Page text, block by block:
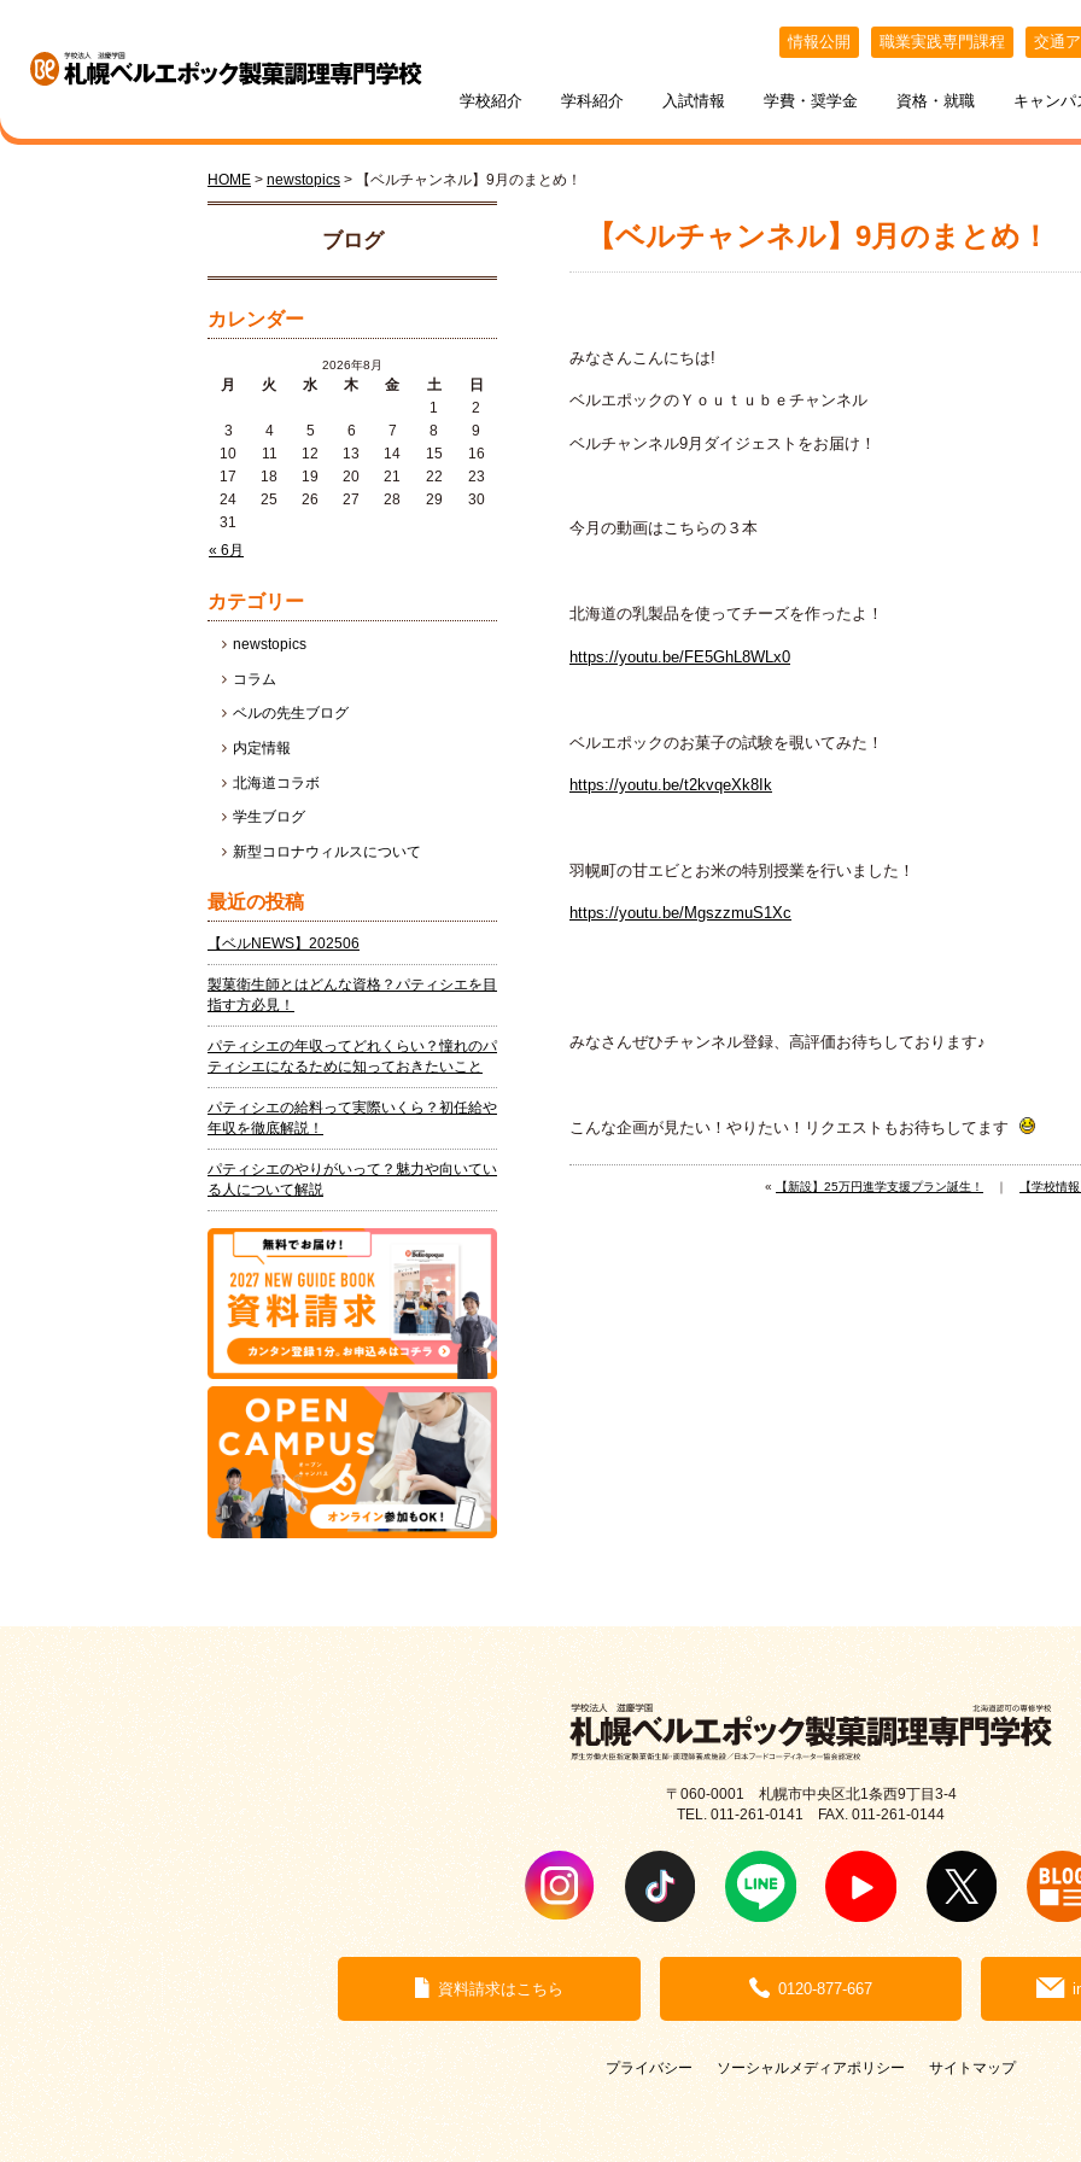
情報公開 職業実践専門課程 交通
学校紹介
学校紹介
先輩が教える札幌ベルの魅力
学科紹介
学科・専攻紹介
パティシエ科 調理師科
入試情報
入試情報
総合型選抜（AO入試） 特待生制度
学費・奨学金
学費・奨学金
学費サポート
資格・就職
資格・就職
就職サポート
キャンパ
キャンパスライフ
札幌ベル生のリアルボイス 年間スケジュール
訪問者別
社会人・フリーター・大学生の方へ
オープンキャンパス
オンラインオープンキャンパス 出張オープンキャンパス
HOME > newstopics > 【ベルチャンネル】9月のまとめ！
【ベルチャンネル】9月のまとめ！
みなさんこんにちは!
ベルエポックのＹｏｕｔｕｂｅチャンネル
ベルチャンネル9月ダイジェストをお届け！
今月の動画はこちらの３本
北海道の乳製品を使ってチーズを作ったよ！
https://youtu.be/FE5GhL8WLx0
ベルエポックのお菓子の試験を覗いてみた！
https://youtu.be/t2kvqeXk8Ik
羽幌町の甘エビとお米の特別授業を行いました！
https://youtu.be/MgszzmuS1Xc
みなさんぜひチャンネル登録、高評価お待ちしております♪
こんな企画が見たい！やりたい！リクエストもお待ちしてます
« 【新設】25万円進学支援プラン誕生！ ｜ 【学校情
ブログ
カレンダー
2026年8月
月 火 水 木 金 土 日
« 6月
1
2
3
4 5 6 7 8
9
10
11 12 13 14 15
16
17
18 19 20 21 22
23
24
25 26 27 28 29
30
31
カテゴリー
newstopics
コラム
ベルの先生ブログ
内定情報
北海道コラボ
学生ブログ
新型コロナウィルスについて
最近の投稿
【ベルNEWS】202506
製菓衛生師とはどんな資格？パティシエを目
指す方必見！
パティシエの年収ってどれくらい？憧れのパ
ティシエになるために知っておきたいこと
パティシエの給料って実際いくら？初任給や
年収を徹底解説！
パティシエのやりがいって？魅力や向いてい
る人について解説
〒060-0001 札幌市中央区北1条西9丁目3-4
TEL. 011-261-0141 FAX. 011-261-0144
資料請求はこちら 0120-877-667
プライバシー ソーシャルメディアポリシー サイトマップ